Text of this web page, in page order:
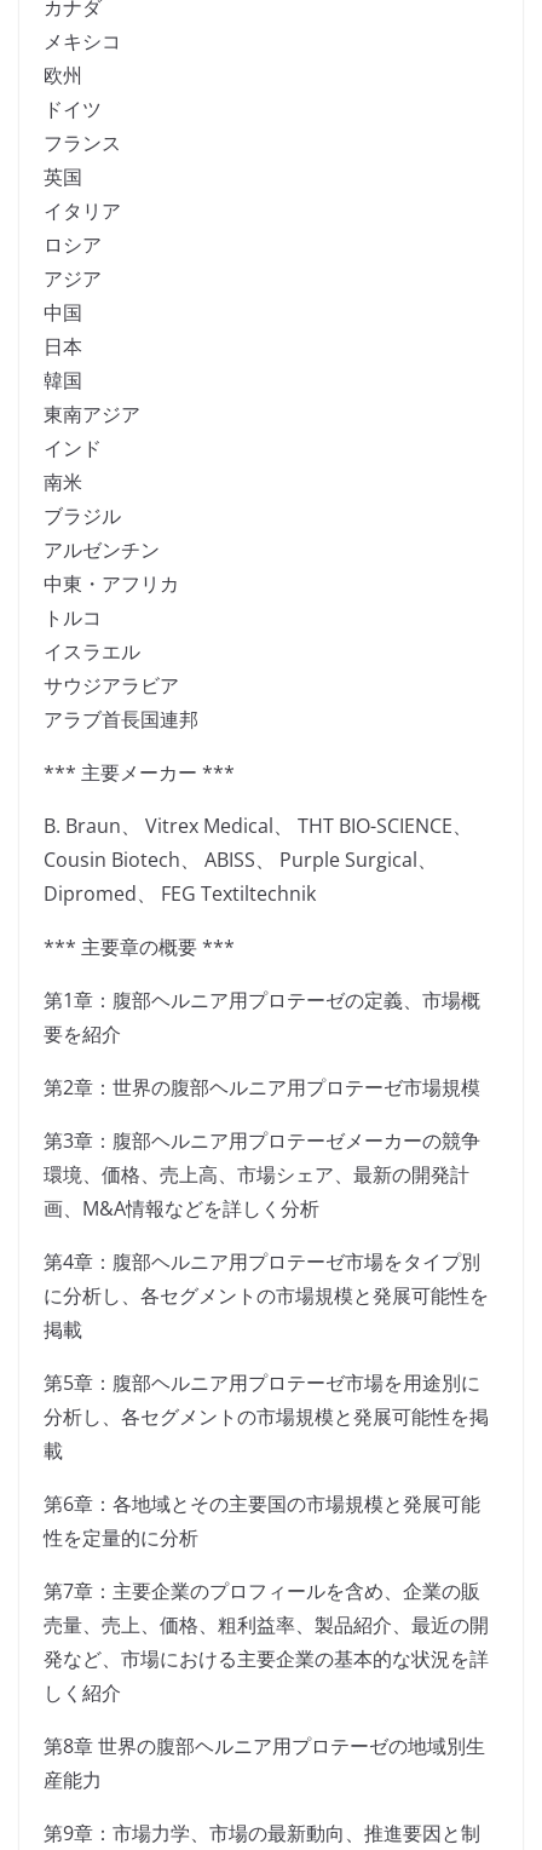
カナダ
メキシコ
欧州
ドイツ
フランス
英国
イタリア
ロシア
アジア
中国
日本
韓国
東南アジア
インド
南米
ブラジル
アルゼンチン
中東・アフリカ
トルコ
イスラエル
サウジアラビア
アラブ首長国連邦
*** 主要メーカー ***
B. Braun、 Vitrex Medical、 THT BIO-SCIENCE、
Cousin Biotech、 ABISS、 Purple Surgical、
Dipromed、 FEG Textiltechnik
*** 主要章の概要 ***
第1章：腹部ヘルニア用プロテーゼの定義、市場概
要を紹介
第2章：世界の腹部ヘルニア用プロテーゼ市場規模
第3章：腹部ヘルニア用プロテーゼメーカーの競争
環境、価格、売上高、市場シェア、最新の開発計
画、M&A情報などを詳しく分析
第4章：腹部ヘルニア用プロテーゼ市場をタイプ別
に分析し、各セグメントの市場規模と発展可能性を
掲載
第5章：腹部ヘルニア用プロテーゼ市場を用途別に
分析し、各セグメントの市場規模と発展可能性を掲
載
第6章：各地域とその主要国の市場規模と発展可能
性を定量的に分析
第7章：主要企業のプロフィールを含め、企業の販
売量、売上、価格、粗利益率、製品紹介、最近の開
発など、市場における主要企業の基本的な状況を詳
しく紹介
第8章 世界の腹部ヘルニア用プロテーゼの地域別生
産能力
第9章：市場力学、市場の最新動向、推進要因と制